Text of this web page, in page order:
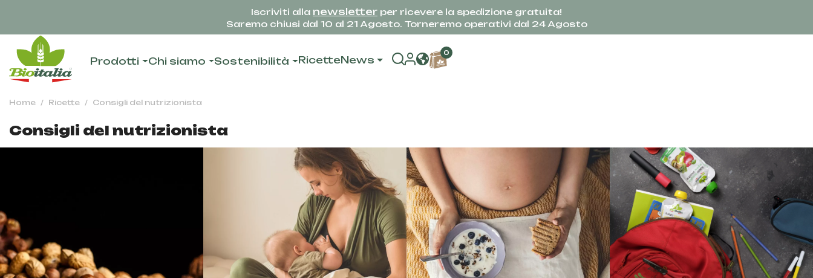
Iscriviti alla newsletter per ricevere la spedizione gratuita!
Saremo chiusi dal 10 al 21 Agosto. Torneremo operativi dal 24 Agosto
Prodotti Chi siamo Sostenibilità RicetteNews
0
Home Ricette Consigli del nutrizionista
Consigli del nutrizionista